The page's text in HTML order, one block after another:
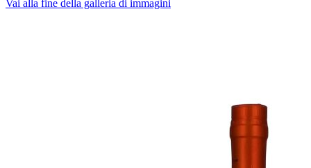
Vai alla fine della galleria di immagini